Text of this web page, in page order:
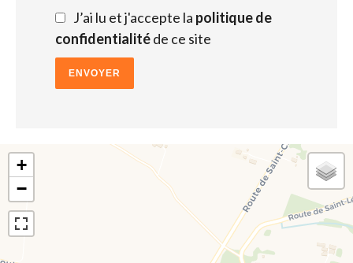
J’ai lu et j'accepte la politique de
confidentialitéde ce site
ENVOYER
+
−